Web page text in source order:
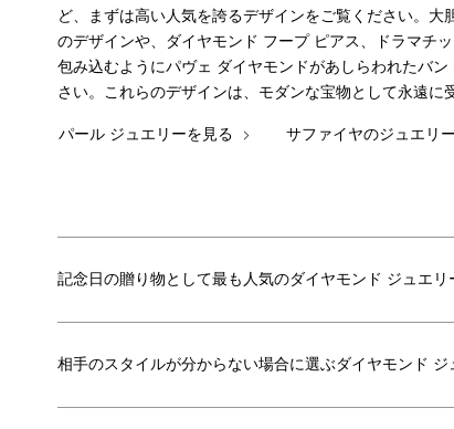
ど、まずは高い人気を誇るデザインをご覧ください。
のデザインや、ダイヤモンド フープ ピアス、ドラマチ
包み込むようにパヴェ ダイヤモンドがあしらわれたバ
さい。これらのデザインは、モダンな宝物として永遠に
パール ジュエリーを見る サファイヤのジュエリ
記念日の贈り物として最も人気のダイヤモンド ジュエリ
相手のスタイルが分からない場合に選ぶダイヤモンド ジ